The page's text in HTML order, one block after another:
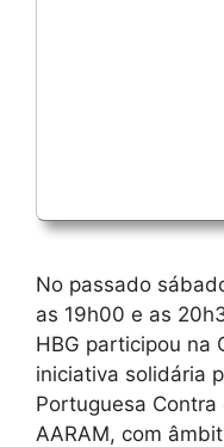
No passado
as 19h00 e as
HBG participou na
iniciativa solidária
Portuguesa Contra
AARAM, com